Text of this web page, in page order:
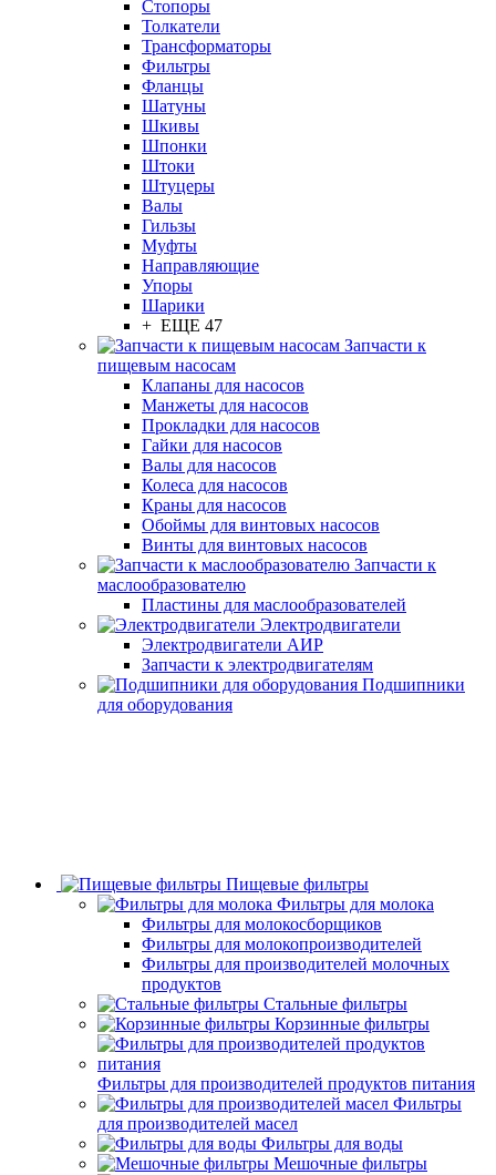
Стопоры
Толкатели
Трансформаторы
Фильтры
Фланцы
Шатуны
Шкивы
Шпонки
Штоки
Штуцеры
Валы
Гильзы
Муфты
Направляющие
Упоры
Шарики
+ ЕЩЕ 47
Запчасти к
пищевым насосам
Клапаны для насосов
Манжеты для насосов
Прокладки для насосов
Гайки для насосов
Валы для насосов
Колеса для насосов
Краны для насосов
Обоймы для винтовых насосов
Винты для винтовых насосов
Запчасти к
маслообразователю
Пластины для маслообразователей
Электродвигатели
Электродвигатели АИР
Запчасти к электродвигателям
Подшипники
для оборудования
Пищевые фильтры
Фильтры для молока
Фильтры для молокосборщиков
Фильтры для молокопроизводителей
Фильтры для производителей молочных
продуктов
Стальные фильтры
Корзинные фильтры
Фильтры для производителей продуктов питания
Фильтры
для производителей масел
Фильтры для воды
Мешочные фильтры